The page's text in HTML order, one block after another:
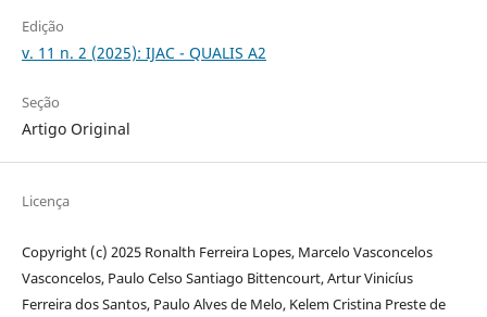
Edição
v. 11 n. 2 (2025): IJAC - QUALIS A2
Seção
Artigo Original
Licença
Copyright (c) 2025 Ronalth Ferreira Lopes, Marcelo Vasconcelos
Vasconcelos, Paulo Celso Santiago Bittencourt, Artur Vinicíus
Ferreira dos Santos, Paulo Alves de Melo, Kelem Cristina Preste de